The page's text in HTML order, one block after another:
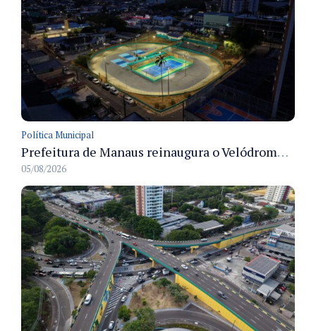
Política Municipal
Prefeitura de Manaus reinaugura o Velódromo Professora Alzira Campos e entrega espaço esportivo totalmente revitalizado
05/08/2026